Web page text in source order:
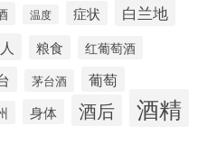
温度 症状 白兰地
粮食 红葡萄酒
茅台酒 葡萄
身体 酒后 酒精